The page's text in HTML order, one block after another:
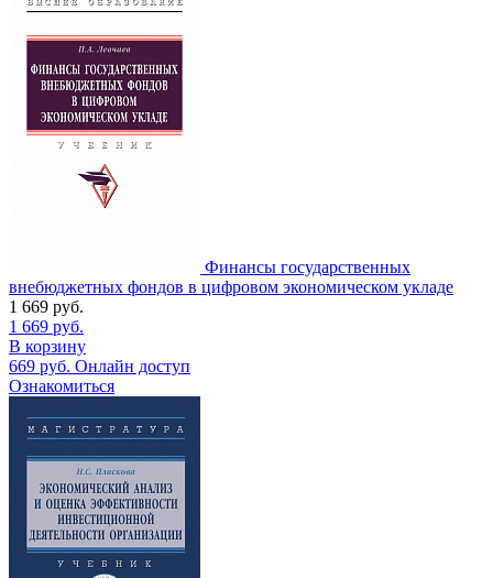
Финансы государственных
внебюджетных фондов в цифровом экономическом укладе
1 669 руб.
1 669 руб.
В корзину
669 руб. Онлайн доступ
Ознакомиться